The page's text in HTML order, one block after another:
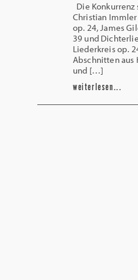
Die
Christian
op. 24, James
39 und
Liederkreis op.
Abschnitten aus
und […]
weiterlesen...